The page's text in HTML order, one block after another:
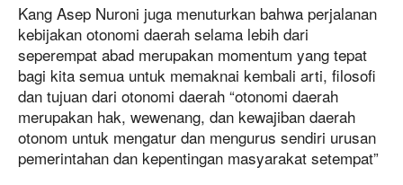
Kang Asep Nuroni juga menuturkan bahwa perjalanan
kebijakan otonomi daerah selama lebih dari
seperempat abad merupakan momentum yang tepat
bagi kita semua untuk memaknai kembali arti, filosofi
dan tujuan dari otonomi daerah “otonomi daerah
merupakan hak, wewenang, dan kewajiban daerah
otonom untuk mengatur dan mengurus sendiri urusan
pemerintahan dan kepentingan masyarakat setempat”